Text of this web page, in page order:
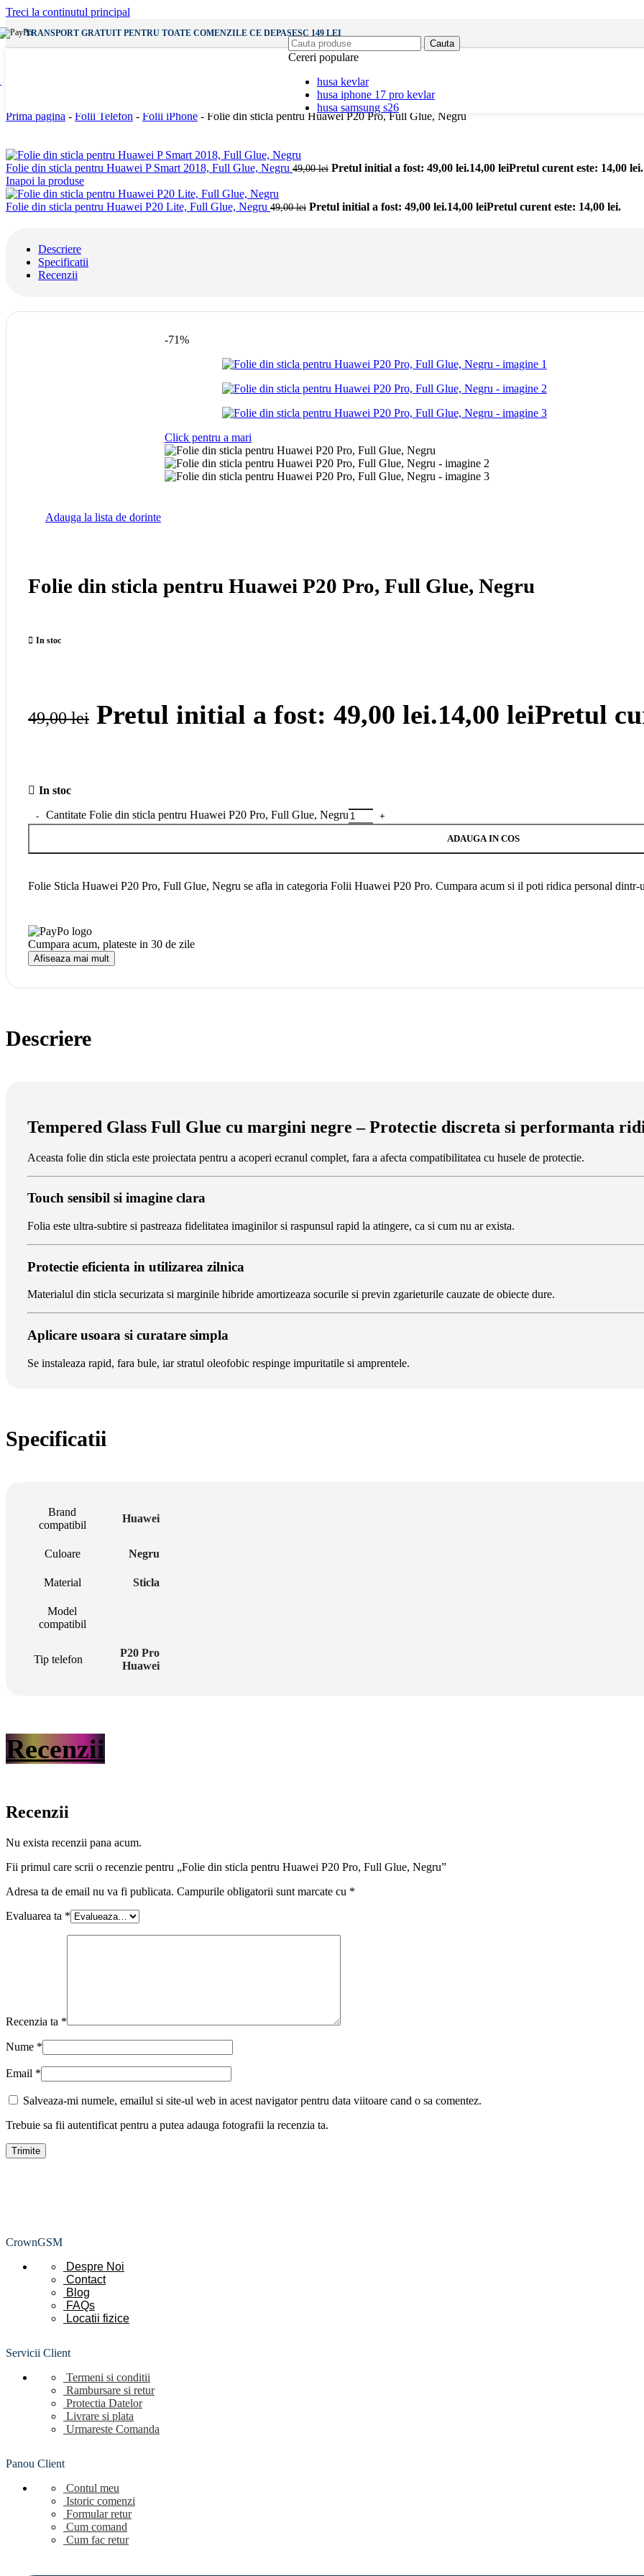
Treci la continutul principal
TRANSPORT GRATUIT PENTRU TOATE COMENZILE CE DEPASESC 149 LEI
Incarcatoare Priza
Incarcatoare Auto
Casti Wireless
Vezi
Vezi
Diverse
Baterii Externe
Accesorii Auto
Vezi
Apple Watch
Vezi
Suporti Telefon
Cauta
Cereri populare
husa kevlar
husa iphone 17 pro kevlar
husa samsung s26
Prima pagina - Folii Telefon - Folii iPhone - Folie din sticla pentru Huawei P20 Pro, Full Glue, Negru
Folie din sticla pentru Huawei P Smart 2018, Full Glue, Negru 49,00lei Pretul initial a fost: 49,00 lei.14,00 leiPretul curent este: 14,00 lei.
Inapoi la produse
Folie din sticla pentru Huawei P20 Lite, Full Glue, Negru 49,00lei Pretul initial a fost: 49,00 lei.14,00 leiPretul curent este: 14,00 lei.
Descriere
Specificatii
Recenzii
-71%
Click pentru a mari
Adauga la lista de dorinte
Folie din sticla pentru Huawei P20 Pro, Full Glue, Negru
In stoc
49,00lei Pretul initial a fost: 49,00 lei.14,00 leiPretul
In stoc
Cantitate Folie din sticla pentru Huawei P20 Pro, Full Glue, Negru
ADAUGA IN COS
Folie Sticla Huawei P20 Pro, Full Glue, Negru se afla in categoria Folii Huawei P20 Pro. Cumpara acum si il poti ridica personal dintr-
Cumpara acum, plateste in 30 de zile
Afiseaza mai mult
Descriere
Tempered Glass Full Glue cu margini negre – Protectie discreta si performanta
Aceasta folie din sticla este proiectata pentru a acoperi ecranul complet, fara a afecta compatibilitatea cu husele de protectie.
Touch sensibil si imagine clara
Folia este ultra-subtire si pastreaza fidelitatea imaginilor si raspunsul rapid la atingere, ca si cum nu ar exista.
Protectie eficienta in utilizarea zilnica
Materialul din sticla securizata si marginile hibride amortizeaza socurile si previn zgarieturile cauzate de obiecte dure.
Aplicare usoara si curatare simpla
Se instaleaza rapid, fara bule, iar stratul oleofobic respinge impuritatile si amprentele.
Specificatii
Brand
compatibil
Huawei
Culoare Negru
Material Sticla
Model
compatibil
Tip telefon
P20 Pro
Huawei
Recenzii
Recenzii
Nu exista recenzii pana acum.
Fii primul care scrii o recenzie pentru „Folie din sticla pentru Huawei P20 Pro, Full Glue, Negru”
Adresa ta de email nu va fi publicata. Campurile obligatorii sunt marcate cu *
Evaluarea ta *
Recenzia ta *
Nume *
Email *
Salveaza-mi numele, emailul si site-ul web in acest navigator pentru data viitoare cand o sa comentez.
Trebuie sa fii autentificat pentru a putea adauga fotografii la recenzia ta.
CrownGSM
Despre Noi
Contact
Blog
FAQs
Locatii fizice
Servicii Client
Termeni si conditii
Rambursare si retur
Protectia Datelor
Livrare si plata
Urmareste Comanda
Panou Client
Contul meu
Istoric comenzi
Formular retur
Cum comand
Cum fac retur